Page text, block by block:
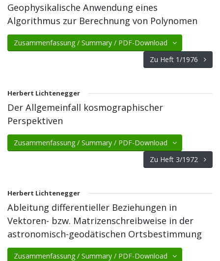
Geophysikalische Anwendung eines
Algorithmus zur Berechnung von Polynomen
Zusammenfassung / Summary / PDF-Download
Zu Heft 1/1976
Herbert Lichtenegger
Der Allgemeinfall kosmographischer
Perspektiven
Zusammenfassung / Summary / PDF-Download
Zu Heft 3/1972
Herbert Lichtenegger
Ableitung differentieller Beziehungen in
Vektoren- bzw. Matrizenschreibweise in der
astronomisch-geodätischen Ortsbestimmung
Zusammenfassung / Summary / PDF-Download